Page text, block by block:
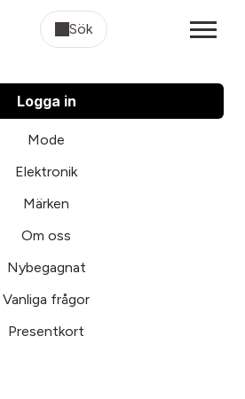
Sök
Logga in
Mode
Elektronik
Märken
Om oss
Nybegagnat
Vanliga frågor
Presentkort